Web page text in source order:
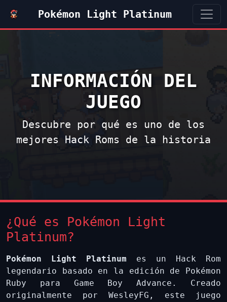
Pokémon Light Platinum
INFORMACIÓN DEL
JUEGO
Descubre por qué es uno de los
mejores Hack Roms de la historia
¿Qué es Pokémon Light
Platinum?
Pokémon Light Platinum es un Hack Rom
legendario basado en la edición de Pokémon
Ruby para Game Boy Advance. Creado
originalmente por WesleyFG, este juego